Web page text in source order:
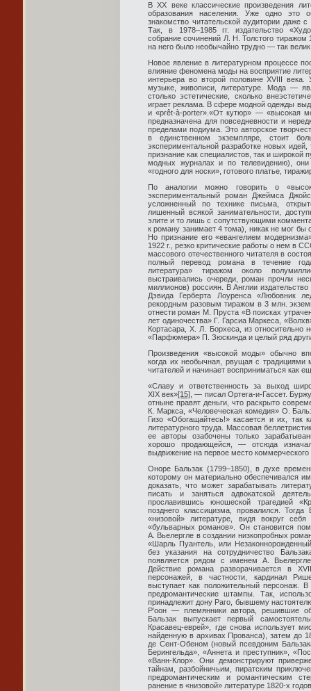
В ХХ веке классические произведения
образования населения. Уже одно это
знакомство читательской аудитории даже
Так, в 1978–1985 гг. издательство
собрание сочинений Л. Н. Толстого тиражом
на него было необычайно трудно — так
Новое явление в литературном процессе
влияние феномена моды на восприятие
интерьера во второй половине XVIII
музыке, живописи, литературе. Мода —
столько эстетические, сколько
играет реклама. В сфере модной одежды
и «prêt-à-porter».«От кутюр» — «высокая
предназначена для повседневности и
пределами подиума. Это авторское
в единственном экземпляре, стоит
экспериментальной разработке новых
признание как специалистов, так и широкой
модных журналах и по телевидению),
«годного для носки», готового платье,
По аналогии можно говорить о
экспериментальный роман Джеймса
усложненный по технике письма,
лишенный всякой занимательности,
элите и то лишь с сопутствующими
к роману занимает 4 тома), никак не мог бы
Но признание его «евангелием
1922 г., резко критические работы о нем в
массового отечественного читателя в
полный перевод романа в течение
литература» тиражом около
выстраивались очереди, роман прочли
миллионов) россиян. В Англии
Дэвида Герберта Лоуренса «Любовник
рекордным разовым тиражом в 3 млн.
отнести роман М. Пруста «В поисках
лет одиночества» Г. Гарсиа Маркеса,
Кортасара, Х. Л. Борхеса, из
«Парфюмера» П. Зюскинда и целый ряд
Произведения «высокой моды» обычно
когда их необычная, рвущая с традициями
читателей и начинает восприниматься как
«Славу и ответственность за выход
XIX век»[15] , — писал Ортега-и-Гассет.
отныне правят деньги, что раскрыто
К. Маркса, «Человеческая комедия» О.
Гизо «Обогащайтесь!» касается и их, так
литературного труда. Массовая
ее авторы озабочены только
хорошо продающейся, — отсюда
выдвижение на первое место коммерческого
Оноре Бальзак (1799–1850), в духе
которому он материально обеспечивался
доказать, что может зарабатывать
писать и заняться адвокатской
прославившись юношеской трагедией
позднего классицизма, провалился.
«низовой» литературе, видя вокруг
«бульварных романов». Он становится
А. Вьелергле в создании низкопробных
«Шарль Пуантель, или
без указания на сотрудничество
появляется рядом с именем А.
Действие романа разворачивается в
персонажей, в частности, кардинал
выступает как положительный персонаж.
предромантические штампы. Так,
принадлежит дону Раго, бывшему
Р’оон — племянники автора, решившие
Бальзак выпускает первый
Красавец-еврей», где снова использует
найденную в архивах Прованса), затем до
де Сент-Обеном (новый псевдоним
Берингельда», «Аннета и преступник»,
«Ванн-Клор». Они демонстрируют
тайнам, раз­бойничьим, пиратским
предромантическим и романтическим
ранение в «низовой» литературе 1820-х